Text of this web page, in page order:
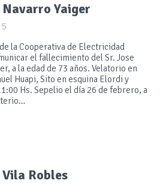
Yaiger
la Cooperativa de Electricidad
el fallecimiento del Sr. Jose
a la edad de 73 años. Velatorio en
Huapi, Sito en esquina Elordi y
Hs. Sepelio el día 26 de febrero, a
Robles